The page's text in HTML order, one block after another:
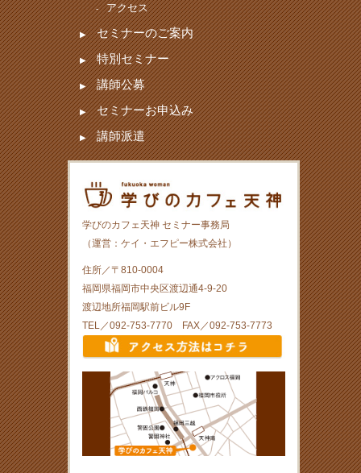
アクセス
セミナーのご案内
特別セミナー
講師公募
セミナーお申込み
講師派遣
学びのカフェ天神 セミナー事務局
（運営：ケイ・エフピー株式会社）
住所／〒810-0004
福岡県福岡市中央区渡辺通4-9-20
渡辺地所福岡駅前ビル9F
TEL／092-753-7770 FAX／092-753-7773